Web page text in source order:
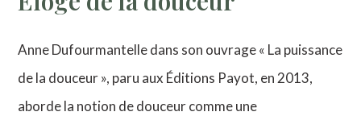
Anne Dufourmantelle dans son ouvrage « La puissance
de la douceur », paru aux Éditions Payot, en 2013,
aborde la notion de douceur comme une